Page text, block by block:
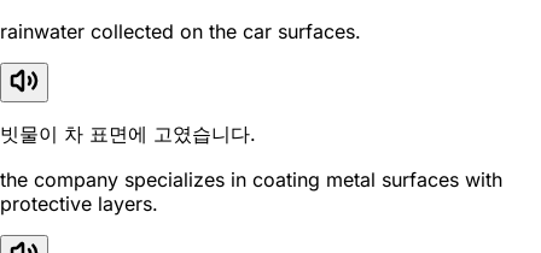
rainwater collected on the car surfaces.
빗물이 차 표면에 고였습니다.
the company specializes in coating metal surfaces with
protective layers.